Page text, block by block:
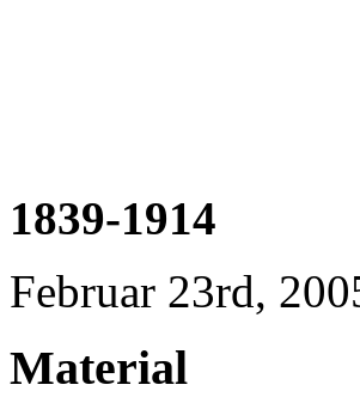
1839-1914
Februar 23rd,
Material